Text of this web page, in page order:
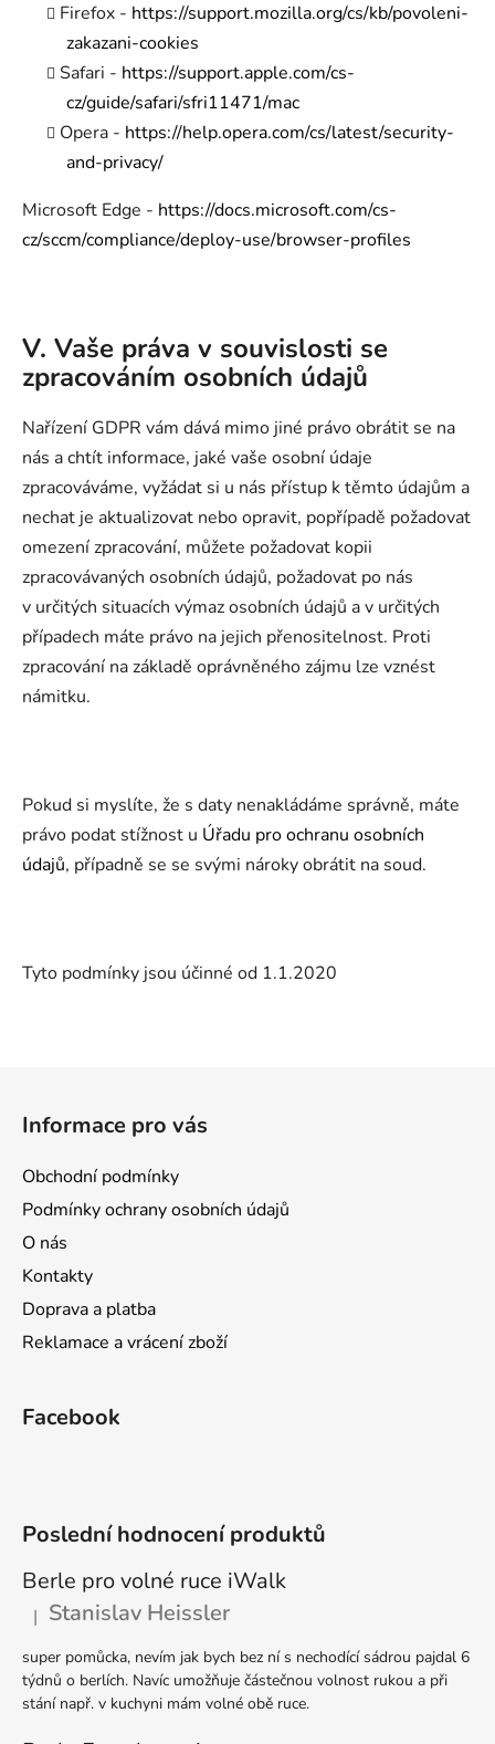
Firefox - https://support.mozilla.org/cs/kb/povoleni-
zakazani-cookies
Safari - https://support.apple.com/cs-
cz/guide/safari/sfri11471/mac
Opera - https://help.opera.com/cs/latest/security-
and-privacy/
Microsoft Edge - https://docs.microsoft.com/cs-
cz/sccm/compliance/deploy-use/browser-profiles
V. Vaše práva v souvislosti se
zpracováním osobních údajů
Nařízení GDPR vám dává mimo jiné právo obrátit se na
nás a chtít informace, jaké vaše osobní údaje
zpracováváme, vyžádat si u nás přístup k těmto údajům a
nechat je aktualizovat nebo opravit, popřípadě požadovat
omezení zpracování, můžete požadovat kopii
zpracovávaných osobních údajů, požadovat po nás
v určitých situacích výmaz osobních údajů a v určitých
případech máte právo na jejich přenositelnost. Proti
zpracování na základě oprávněného zájmu lze vznést
námitku.
Pokud si myslíte, že s daty nenakládáme správně, máte
právo podat stížnost u Úřadu pro ochranu osobních
údajů, případně se se svými nároky obrátit na soud.
Tyto podmínky jsou účinné od 1.1.2020
Informace pro vás
Obchodní podmínky
Podmínky ochrany osobních údajů
O nás
Kontakty
Doprava a platba
Reklamace a vrácení zboží
Facebook
Poslední hodnocení produktů
Berle pro volné ruce iWalk
Hodnocení produktu je 5 z 5 hvězdiček.
| Stanislav Heissler
super pomůcka, nevím jak bych bez ní s nechodící sádrou pajdal 6
týdnů o berlích. Navíc umožňuje částečnou volnost rukou a při
stání např. v kuchyni mám volné obě ruce.